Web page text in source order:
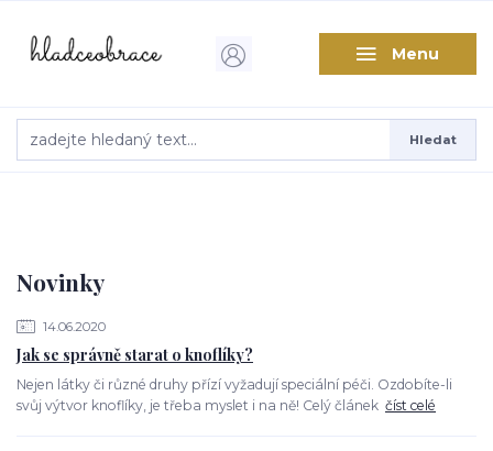
Menu
Hledat
Novinky
14.06.2020
Jak se správně starat o knoflíky?
Nejen látky či různé druhy přízí vyžadují speciální péči. Ozdobíte-li
svůj výtvor knoflíky, je třeba myslet i na ně! Celý článek číst celé